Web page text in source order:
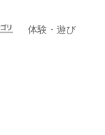
体験・遊び